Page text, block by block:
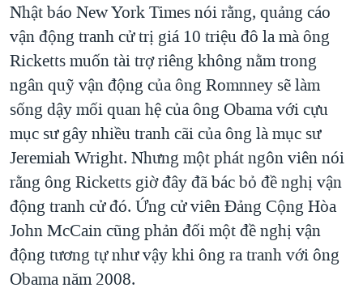
Nhật báo New York Times nói rằng, quảng cáo
vận động tranh cử trị giá 10 triệu đô la mà ông
Ricketts muốn tài trợ riêng không nằm trong
ngân quỹ vận động của ông Romnney sẽ làm
sống dậy mối quan hệ của ông Obama với cựu
mục sư gây nhiều tranh cãi của ông là mục sư
Jeremiah Wright. Nhưng một phát ngôn viên nói
rằng ông Ricketts giờ đây đã bác bỏ đề nghị vận
động tranh cử đó. Ứng cử viên Đảng Cộng Hòa
John McCain cũng phản đối một đề nghị vận
động tương tự như vậy khi ông ra tranh với ông
Obama năm 2008.